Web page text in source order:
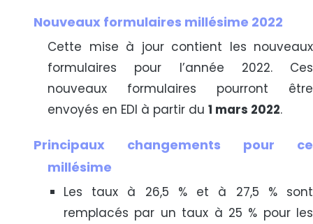
Nouveaux formulaires millésime 2022
Cette mise à jour contient les nouveaux
formulaires pour l’année 2022. Ces
nouveaux formulaires pourront être
envoyés en EDI à partir du 1 mars 2022.
Principaux changements pour ce
millésime
Les taux à 26,5 % et à 27,5 % sont
remplacés par un taux à 25 % pour les